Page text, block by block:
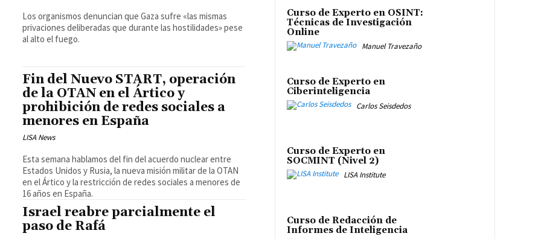
Los organismos denuncian que Gaza sufre «las mismas
privaciones deliberadas que durante las hostilidades» pese
al alto el fuego.
Fin del Nuevo START, operación
de la OTAN en el Ártico y
prohibición de redes sociales a
menores en España
LISA News
Esta semana hablamos del fin del acuerdo nuclear entre
Estados Unidos y Rusia, la nueva misión militar de la OTAN
en el Ártico y la restricción de redes sociales a menores de
16 años en España.
Israel reabre parcialmente el
paso de Rafá
Curso de Experto en OSINT:
Técnicas de Investigación
Online
Manuel Travezaño
Curso de Experto en
Ciberinteligencia
Carlos Seisdedos
Curso de Experto en
SOCMINT (Nivel 2)
LISA Institute
Curso de Redacción de
Informes de Inteligencia